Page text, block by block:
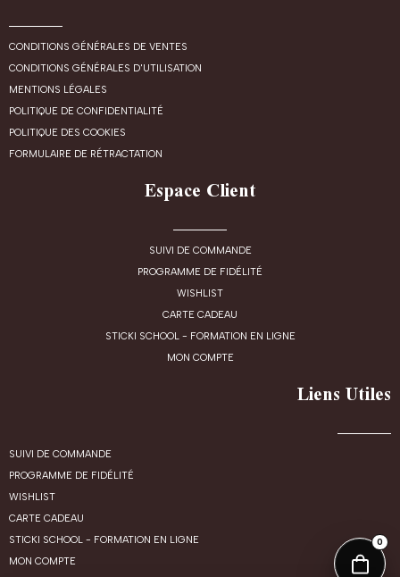
0
CONDITIONS GÉNÉRALES DE VENTES
CONDITIONS GÉNÉRALES D'UTILISATION
MENTIONS LÉGALES
POLITIQUE DE CONFIDENTIALITÉ
POLITIQUE DES COOKIES
FORMULAIRE DE RÉTRACTATION
Espace Client
SUIVI DE COMMANDE
PROGRAMME DE FIDÉLITÉ
WISHLIST
CARTE CADEAU
STICKI SCHOOL - FORMATION EN LIGNE
MON COMPTE
Liens Utiles
SUIVI DE COMMANDE
PROGRAMME DE FIDÉLITÉ
WISHLIST
CARTE CADEAU
STICKI SCHOOL - FORMATION EN LIGNE
MON COMPTE